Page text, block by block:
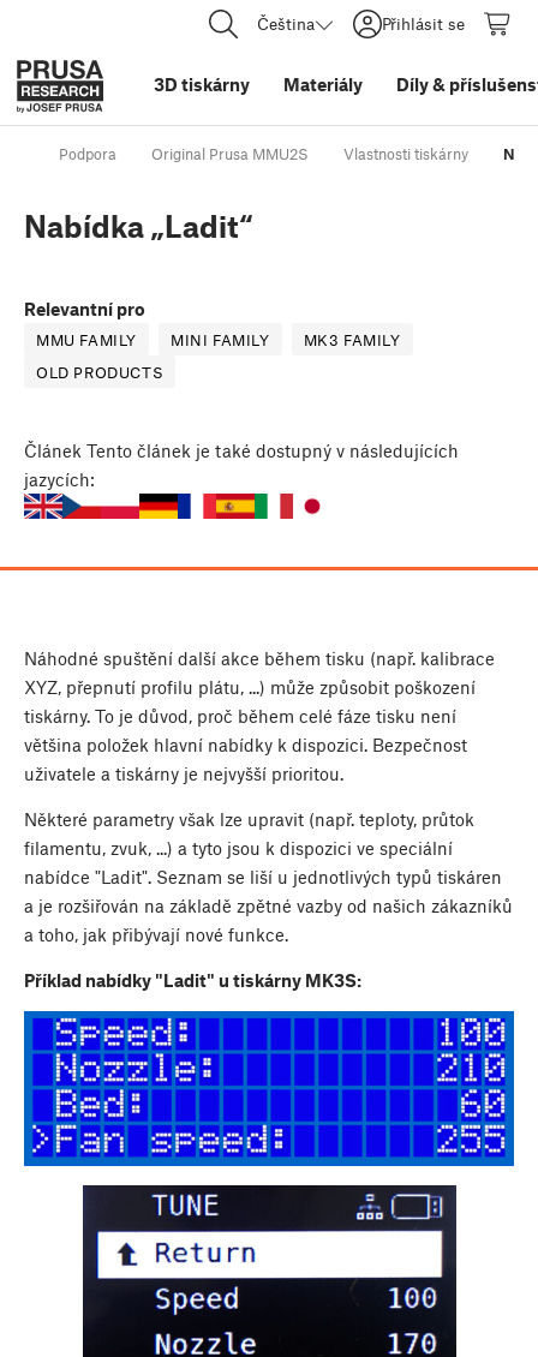
Čeština Přihlásit se
3D tiskárny Materiály Díly&
Podpora Original Prusa MMU2S Vlastnosti tiskárny
Nabídka „Ladit“
Relevantní pro
MMU FAMILY MINI FAMILY
MK3 FAMILY
OLD PRODUCTS
Článek Tento článek je také dostupný v následujících
jazycích:
Náhodné spuštění další akce během tisku (např. kalibrace
XYZ, přepnutí profilu plátu, ...) může způsobit poškození
tiskárny. To je důvod, proč během celé fáze tisku není
většina položek hlavní nabídky k dispozici. Bezpečnost
uživatele a tiskárny je nejvyšší prioritou.
Některé parametry však lze upravit (např. teploty, průtok
filamentu, zvuk, ...) a tyto jsou k dispozici ve speciální
nabídce "Ladit". Seznam se liší u jednotlivých typů tiskáren
a je rozšiřován na základě zpětné vazby od našich zákazníků
a toho, jak přibývají nové funkce.
Příklad nabídky "Ladit" u tiskárny MK3S: